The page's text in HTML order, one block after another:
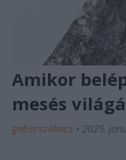
Amikor
mesés
gaborszakacs • 2025.